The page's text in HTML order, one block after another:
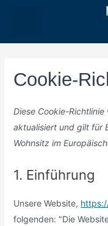
Cookie-
Diese Cookie-
aktualisiert und gilt für
Wohnsitz im
1. Einführung
Unsere Website,
folgenden: "Die